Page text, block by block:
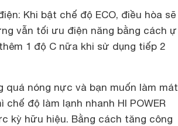
Khi bật chế độ ECO, điều hòa sẽ
vẫn tối ưu điện năng bằng cách ự
1 độ C nữa khi sử dụng tiếp 2
quá nóng nực và bạn muốn làm mát
độ làm lạnh nhanh HI POWER
kỳ hữu hiệu. Bằng cách tăng công